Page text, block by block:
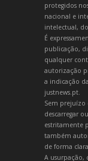
protegidos
nacional e
intelectual,
É
publicação,
qualquer
autorização
a indicação
justnews.pt.
Sem
descarregar
estritamente
também
de forma
A usurpação,